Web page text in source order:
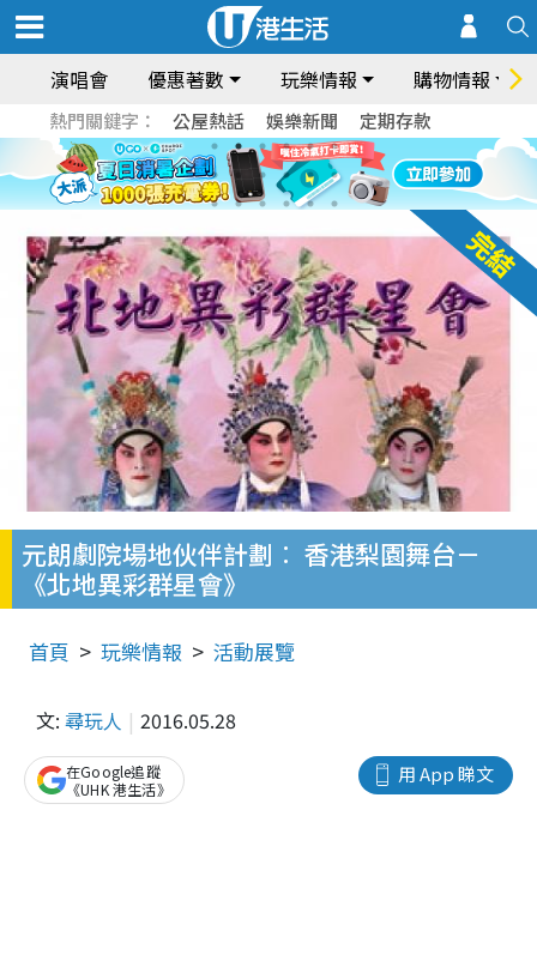
演唱會 優惠著數 玩樂情報 購物情報
熱門關鍵字： 公屋熱話 娛樂新聞 定期存款
元朗劇院場地伙伴計劃︰ 香港梨園舞台－
《北地異彩群星會》
首頁 玩樂情報 活動展覽
文: 尋玩人 2016.05.28
用 App 睇文
在Google追蹤
《UHK 港生活》